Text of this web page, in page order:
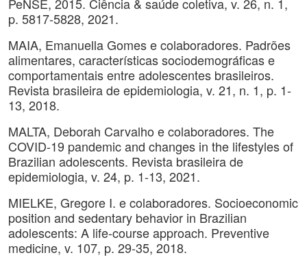
p. 5817-5828, 2021.
MAIA, Emanuella Gomes e colaboradores. Padrões
alimentares, características sociodemográficas e
comportamentais entre adolescentes brasileiros.
Revista brasileira de epidemiologia, v. 21, n. 1, p. 1-
13, 2018.
MALTA, Deborah Carvalho e colaboradores. The
COVID-19 pandemic and changes in the lifestyles of
Brazilian adolescents. Revista brasileira de
epidemiologia, v. 24, p. 1-13, 2021.
MIELKE, Gregore I. e colaboradores. Socioeconomic
position and sedentary behavior in Brazilian
adolescents: A life-course approach. Preventive
medicine, v. 107, p. 29-35, 2018.